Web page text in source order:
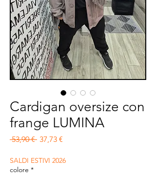
Cardigan oversize con
frange LUMINA
53,90 € Prezzo regolare
37,73 €
SALDI ESTIVI 2026
colore *